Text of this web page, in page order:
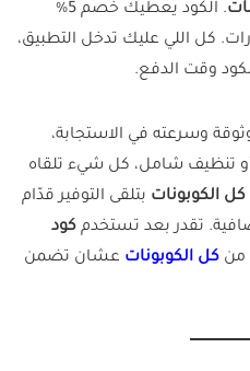
. الكود يعطيك خصم 5%
كل اللي عليك تدخل التطبيق،
وقت الدفع.
وسرعته في الاستجابة،
أو تنظيف شامل، كل شيء تلقاه
كل الكوبونات بتلقى التوفير قدّام
تقدر بعد تستخدم كود
من كل الكوبونات عشان تضمن